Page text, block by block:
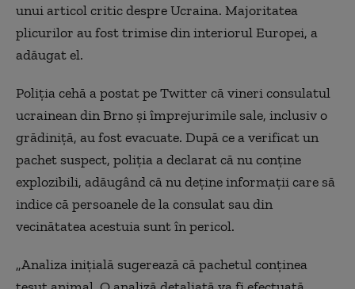
unui articol critic despre Ucraina. Majoritatea
plicurilor au fost trimise din interiorul Europei, a
adăugat el.
Poliția cehă a postat pe Twitter că vineri consulatul
ucrainean din Brno și împrejurimile sale, inclusiv o
grădiniță, au fost evacuate. După ce a verificat un
pachet suspect, poliția a declarat că nu conține
explozibili, adăugând că nu deține informații care să
indice că persoanele de la consulat sau din
vecinătatea acestuia sunt în pericol.
„Analiza inițială sugerează că pachetul conținea